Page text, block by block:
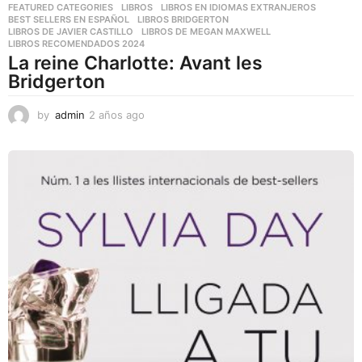
FEATURED CATEGORIES ,LIBROS ,LIBROS EN IDIOMAS EXTRANJEROS
BEST SELLERS EN ESPAÑOL
,LIBROS BRIDGERTON
LIBROS DE JAVIER CASTILLO
,LIBROS DE MEGAN MAXWELL
LIBROS RECOMENDADOS 2024
La reine Charlotte: Avant les
Bridgerton
by admin 2 años ago
s
o